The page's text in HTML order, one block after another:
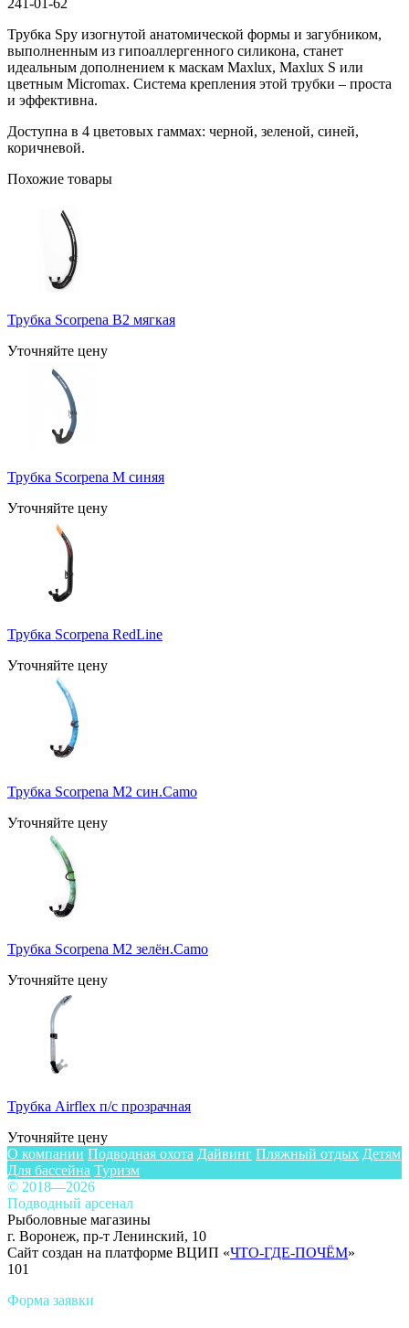
Трубка Spy изогнутой анатомической формы и загубником,
выполненным из гипоаллергенного силикона, станет
идеальным дополнением к маскам Maxlux, Maxlux S или
цветным Micromax. Система крепления этой трубки – проста
и эффективна.
Доступна в 4 цветовых гаммах: черной, зеленой, синей,
коричневой.
Похожие товары
Трубка Scorpena B2 мягкая
Уточняйте цену
Трубка Scorpena M синяя
Уточняйте цену
Трубка Scorpena RedLine
Уточняйте цену
Трубка Scorpena M2 син.Camo
Уточняйте цену
Трубка Scorpena M2 зелён.Camo
Уточняйте цену
Трубка Airflex п/с прозрачная
Уточняйте цену
О компании Подводная охота Дайвинг Пляжный отдых Детям
Для бассейна Туризм
© 2018—2026
Подводный арсенал
Рыболовные магазины
г. Воронеж, пр-т Ленинский, 10
Сайт создан на платформе ВЦИП «ЧТО-ГДЕ-ПОЧЁМ»
101
Форма заявки